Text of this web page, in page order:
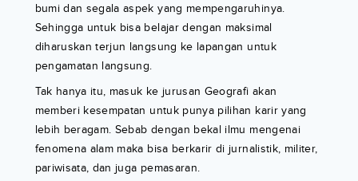
bumi dan segala aspek yang mempengaruhinya.
Sehingga untuk bisa belajar dengan maksimal
diharuskan terjun langsung ke lapangan untuk
pengamatan langsung.
Tak hanya itu, masuk ke jurusan Geografi akan
memberi kesempatan untuk punya pilihan karir yang
lebih beragam. Sebab dengan bekal ilmu mengenai
fenomena alam maka bisa berkarir di jurnalistik, militer,
pariwisata, dan juga pemasaran.